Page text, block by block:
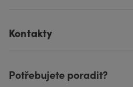
Kontakty
Potřebujete poradit?